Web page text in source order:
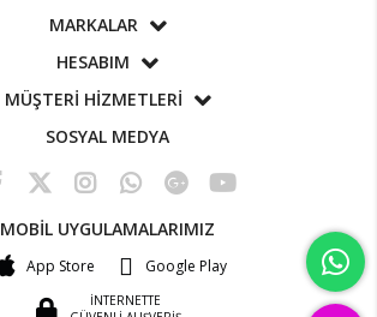
MARKALAR
HESABIM
MÜŞTERİ HİZMETLERİ
SOSYAL MEDYA
MOBİL UYGULAMALARIMIZ
App Store Google Play
İNTERNETTE